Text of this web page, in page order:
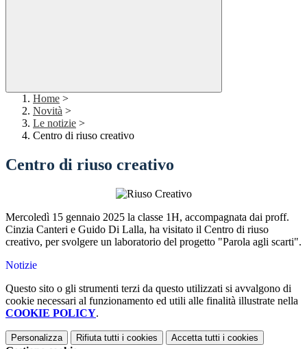
Home >
Novità >
Le notizie >
Centro di riuso creativo
Centro di riuso creativo
Mercoledì 15 gennaio 2025 la classe 1H, accompagnata dai proff.
Cinzia Canteri e Guido Di Lalla, ha visitato il Centro di riuso
creativo, per svolgere un laboratorio del progetto "Parola agli scarti".
Notizie
Questo sito o gli strumenti terzi da questo utilizzati si avvalgono di
cookie necessari al funzionamento ed utili alle finalità illustrate nella
COOKIE POLICY.
Personalizza Rifiuta tutti i cookies Accetta tutti i cookies